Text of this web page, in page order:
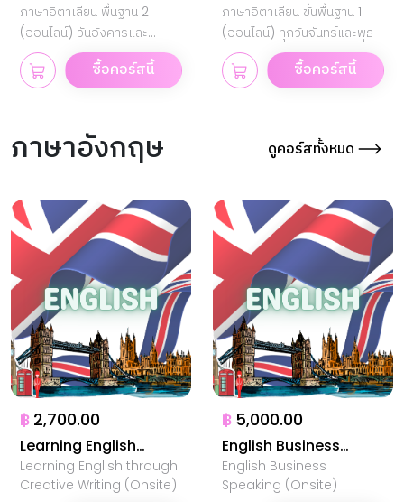
ภาษาอิตาเลียน พื้นฐาน 2
(ออนไลน์) วันอังคารและ
พฤหัสบดี
ซื้อคอร์สนี้
ภาษาอิตาเลียน ขั้นพื้นฐาน 1
(ออนไลน์) ทุกวันจันทร์และพุธ
ซื้อคอร์สนี้
ภาษาอังกฤษ ดูคอร์สทั้งหมด
฿ 2,700.00
Learning English
through Creative
Writing
Learning English through
Creative Writing (Onsite)
฿ 5,000.00
English Business
Speaking
English Business
Speaking (Onsite)